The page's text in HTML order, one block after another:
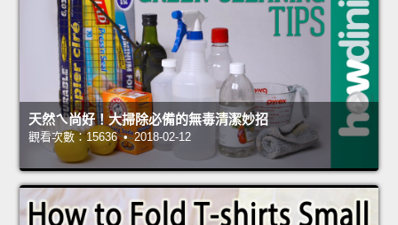
天然ㄟ尚好！大掃除必備的無毒清潔妙招
觀看次數：15636 • 2018-02-12